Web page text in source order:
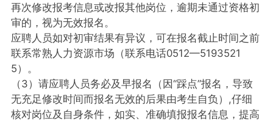
再次修改报考信息或改报其他岗位，逾期未通过资格初
审的，视为无效报名。
应聘人员如对初审结果有异议，可在报名截止时间之前
联系常熟人力资源市场（联系电话0512—5193521
5）。
（3）请应聘人员务必及早报名（因“踩点”报名，导致
无充足修改时间而报名无效的后果由考生自负）,仔细
核对岗位及自身条件，如实、准确填报报名信息，提高